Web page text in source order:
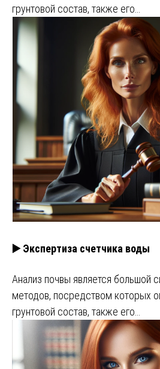
грунтовой состав, также его…
▶️ Экспертиза счетчика воды
Анализ почвы является большой
методов, посредством которых
грунтовой состав, также его…